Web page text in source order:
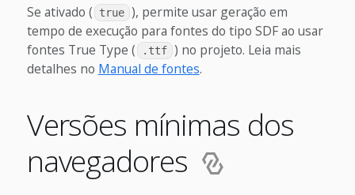
Se ativado ( true ), permite usar geração em
tempo de execução para fontes do tipo SDF ao usar
fontes True Type (
.ttf ) no projeto. Leia mais
detalhes no Manual de fontes.
Versões mínimas dos
navegadores